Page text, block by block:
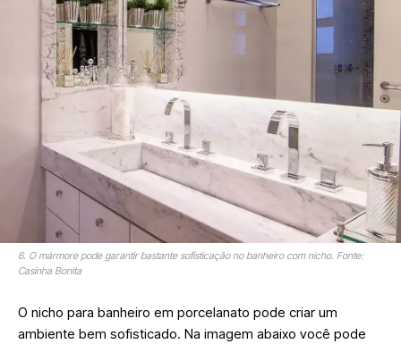
6. O mármore pode garantir bastante sofisticação no banheiro com nicho. Fonte:
Casinha Bonita
O nicho para banheiro em porcelanato pode criar um
ambiente bem sofisticado. Na imagem abaixo você pode